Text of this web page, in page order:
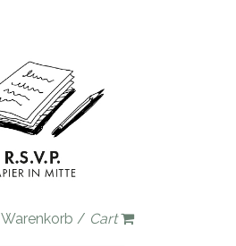
Warenkorb / Cart